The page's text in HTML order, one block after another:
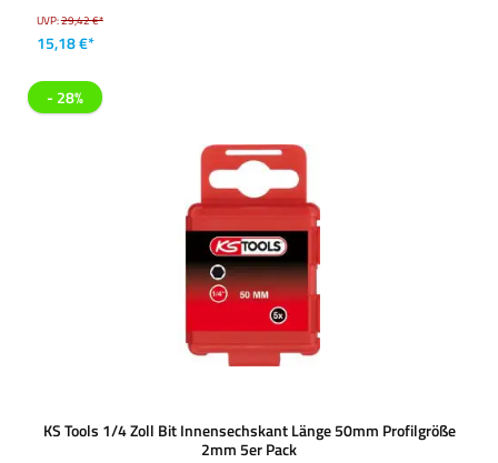
UVP:29,42 €*
15,18 €*
- 28%
KS Tools 1/4 Zoll Bit Innensechskant Länge 50mm Profilgröße
2mm 5er Pack